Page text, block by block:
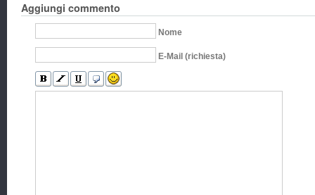
Aggiungi commento
Nome
E-Mail (richiesta)